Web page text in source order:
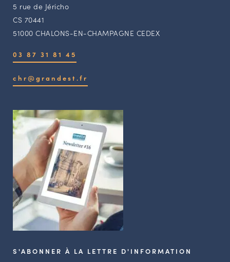
5 rue de Jéricho
CS 70441
51000 CHALONS-EN-CHAMPAGNE CEDEX
03 87 31 81 45
chr@grandest.fr
S'ABONNER À LA LETTRE D'INFORMATION